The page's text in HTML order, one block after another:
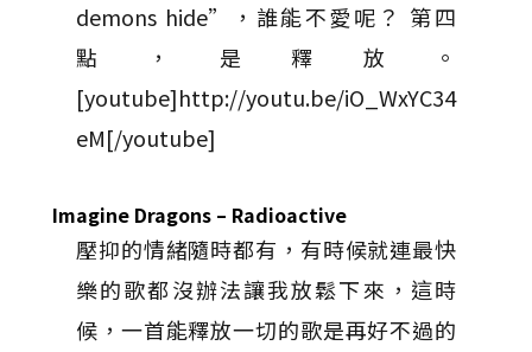
demons hide”，誰能不愛呢？ 第四
點，是釋放。
[youtube]http://youtu.be/iO_WxYC34
eM[/youtube]
Imagine Dragons – Radioactive
壓抑的情緒隨時都有，有時候就連最快
樂的歌都沒辦法讓我放鬆下來，這時
候，一首能釋放一切的歌是再好不過的